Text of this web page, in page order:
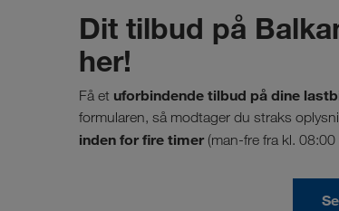
Dit tilbud på
her!
Få et uforbindende tilbud på dine
formularen, så modtager du straks
inden for fire timer (man-fre fra kl.